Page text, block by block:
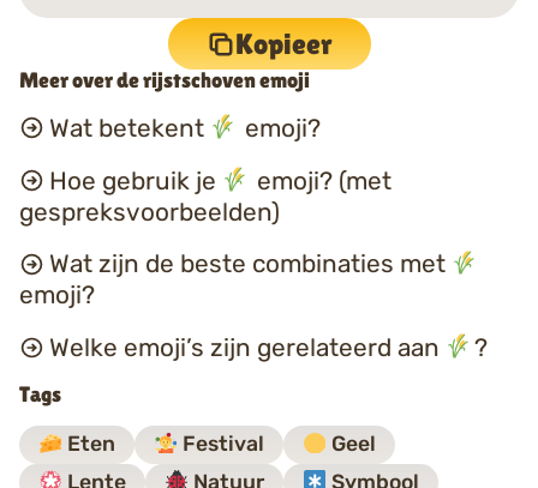
Kopieer
Meer over de rijstschoven emoji
Wat betekent
emoji?
Hoe gebruik je
emoji? (met
gespreksvoorbeelden)
Wat zijn de beste combinaties met
emoji?
Welke emoji’s zijn gerelateerd aan
?
Tags
Eten Festival
Geel
Lente
Natuur
Symbool